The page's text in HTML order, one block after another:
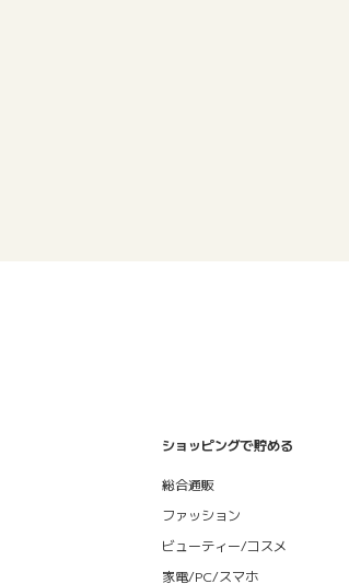
ショッピングで貯める
総合通販
ファッション
ビューティー/コスメ
家電/PC/スマホ